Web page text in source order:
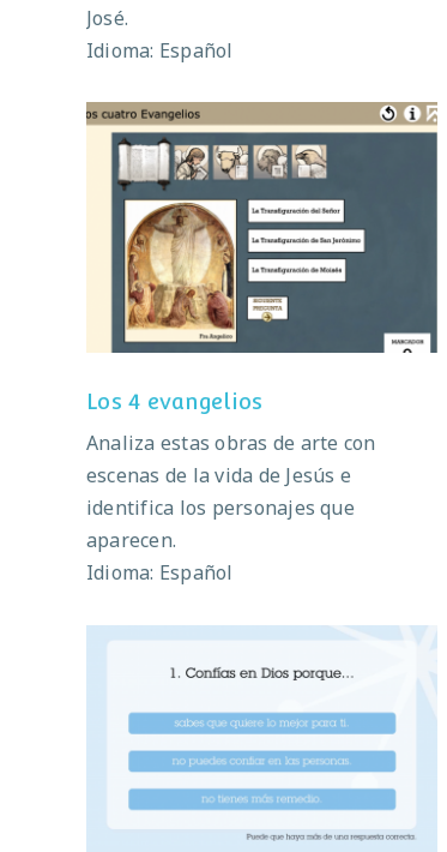
José.
Idioma: Español
Los 4 evangelios
Los 4 evangelios
Analiza estas obras de arte con
escenas de la vida de Jesús e
identifica los personajes que
aparecen.
Idioma: Español
Repaso 2